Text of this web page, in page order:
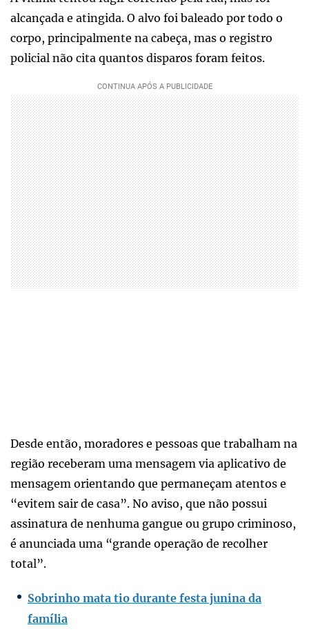
alcançada e atingida. O alvo foi baleado por todo o
corpo, principalmente na cabeça, mas o registro
policial não cita quantos disparos foram feitos.
Desde então, moradores e pessoas que trabalham na
região receberam uma mensagem via aplicativo de
mensagem orientando que permaneçam atentos e
“evitem sair de casa”. No aviso, que não possui
assinatura de nenhuma gangue ou grupo criminoso,
é anunciada uma “grande operação de recolher
total”.
Sobrinho mata tio durante festa junina da
família